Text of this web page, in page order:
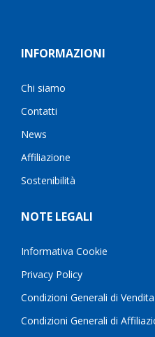
INFORMAZIONI
Chi siamo
Contatti
News
Affiliazione
Sostenibilità
NOTE LEGALI
Informativa Cookie
Privacy Policy
Condizioni Generali di Vendita
Condizioni Generali di